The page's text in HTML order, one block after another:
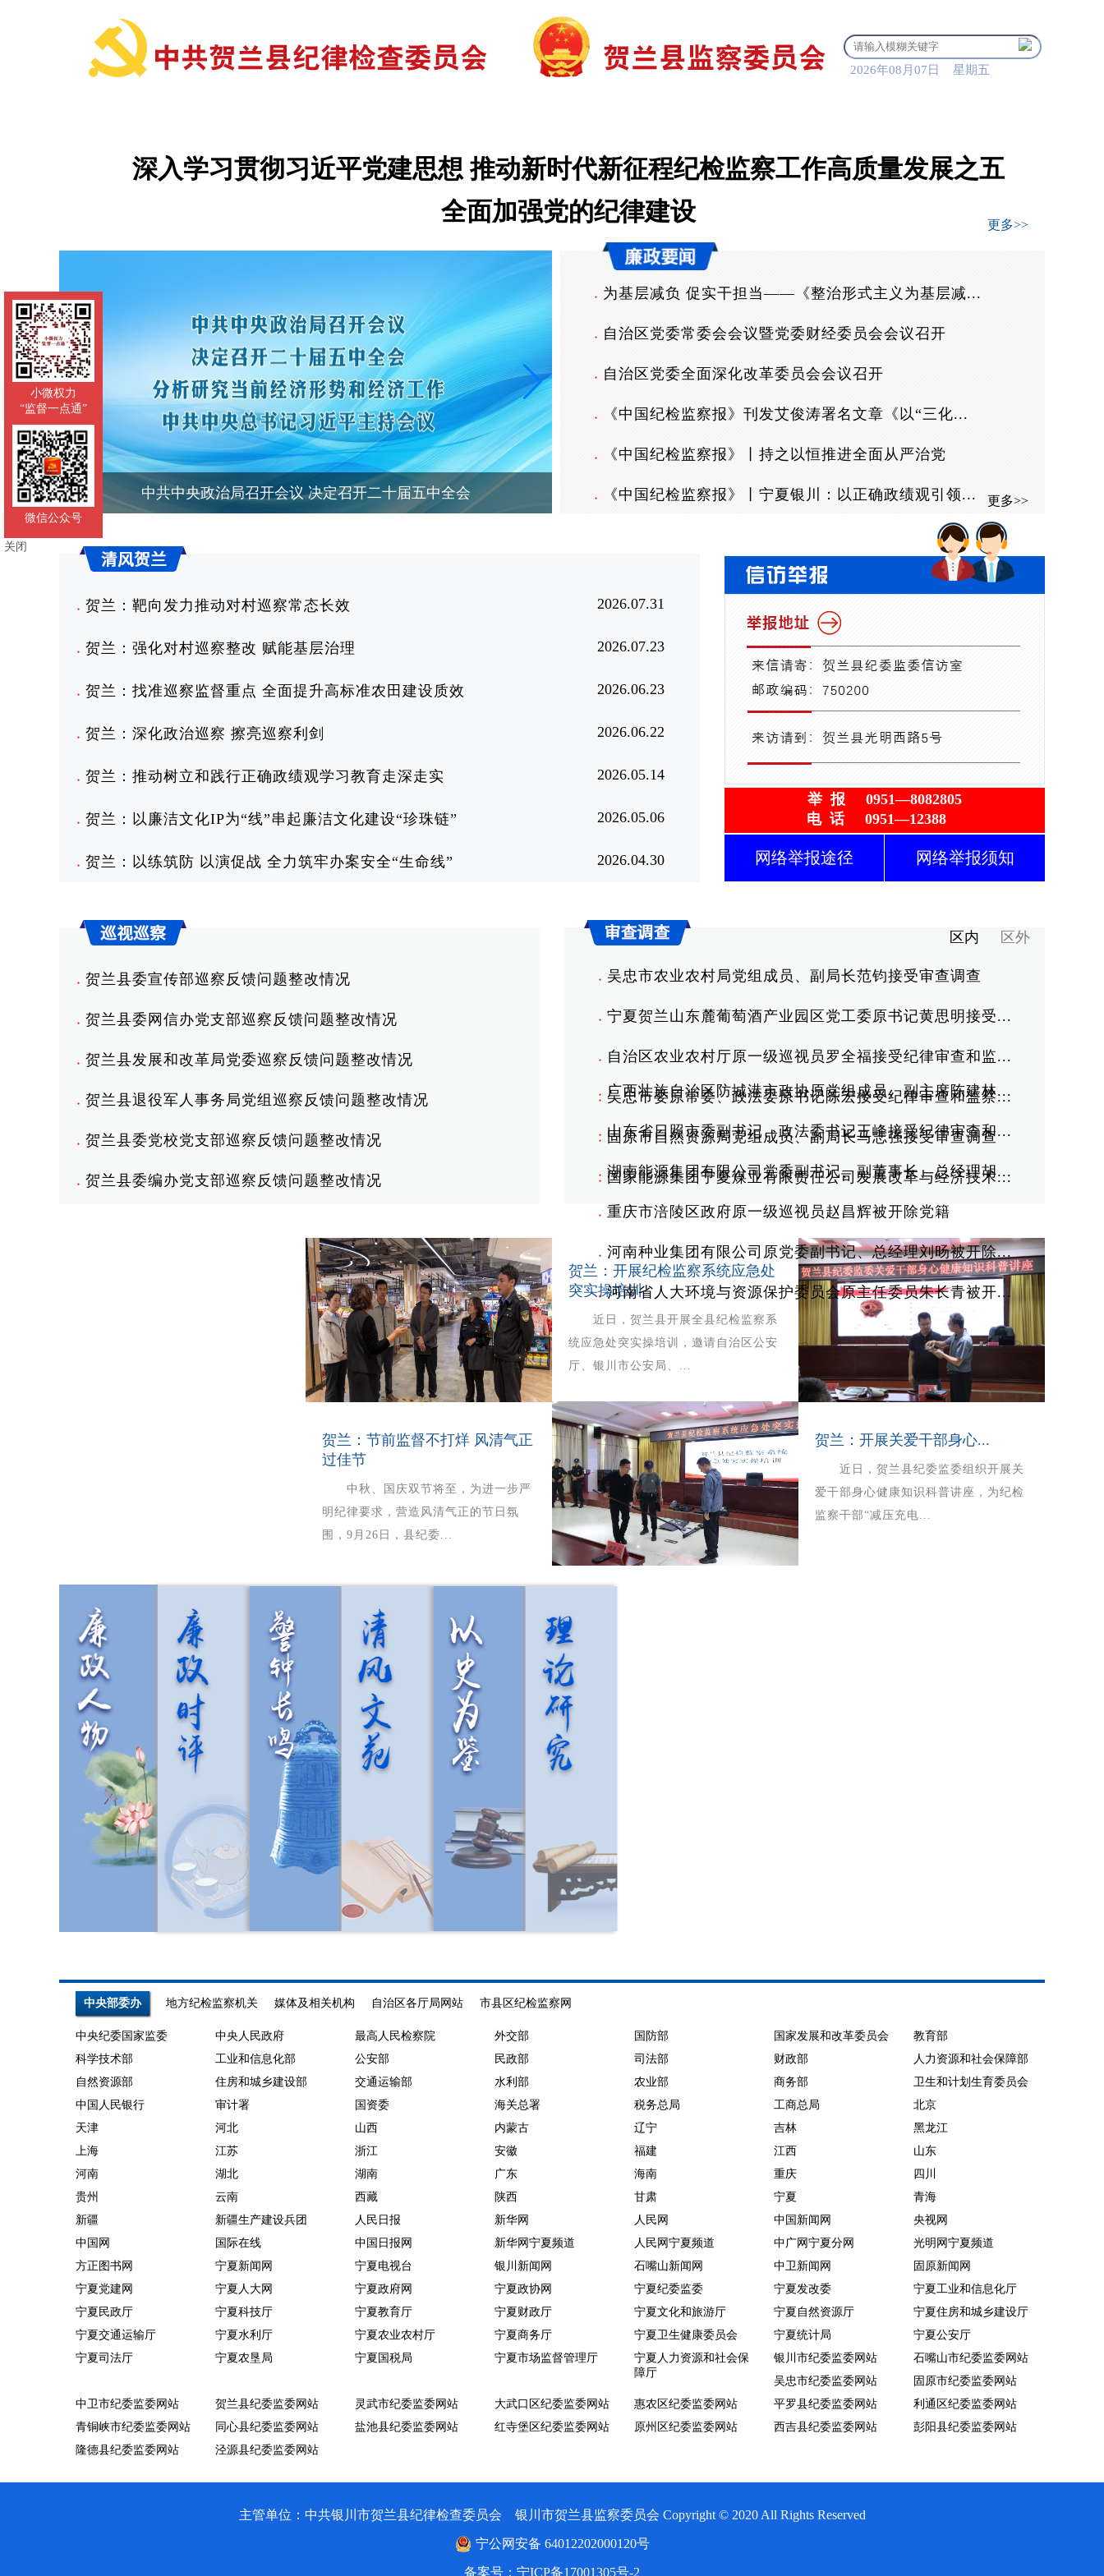
2026年08月07日 星期五
深入学习贯彻习近平党建思想 推动新时代新征程纪检监察工作高质量发展之五
全面加强党的纪律建设
更多>>
中共中央政治局召开会议 决定召开二十届五中全会 学习进行时·深入学习贯彻习近平党建思想丨进一步...
● 为基层减负 促实干担当——《整治形式主义为基层减...
● 自治区党委常委会会议暨党委财经委员会会议召开
● 自治区党委全面深化改革委员会会议召开
● 《中国纪检监察报》刊发艾俊涛署名文章《以“三化...
● 《中国纪检监察报》丨持之以恒推进全面从严治党
● 《中国纪检监察报》丨宁夏银川：以正确政绩观引领... 更多>>
● 贺兰：靶向发力推动对村巡察常态长效 2026.07.31
● 贺兰：强化对村巡察整改 赋能基层治理 2026.07.23
● 贺兰：找准巡察监督重点 全面提升高标准农田建设质效 2026.06.23
● 贺兰：深化政治巡察 擦亮巡察利剑 2026.06.22
● 贺兰：推动树立和践行正确政绩观学习教育走深走实 2026.05.14
● 贺兰：以廉洁文化IP为“线”串起廉洁文化建设“珍珠链” 2026.05.06
● 贺兰：以练筑防 以演促战 全力筑牢办案安全“生命线” 2026.04.30
举 报 0951—8082805
电 话 0951—12388
网络举报途径 网络举报须知
● 贺兰县委宣传部巡察反馈问题整改情况
● 贺兰县委网信办党支部巡察反馈问题整改情况
● 贺兰县发展和改革局党委巡察反馈问题整改情况
● 贺兰县退役军人事务局党组巡察反馈问题整改情况
● 贺兰县委党校党支部巡察反馈问题整改情况
● 贺兰县委编办党支部巡察反馈问题整改情况
区内 区外
● 吴忠市农业农村局党组成员、副局长范钧接受审查调查
● 宁夏贺兰山东麓葡萄酒产业园区党工委原书记黄思明接受...
● 自治区农业农村厅原一级巡视员罗全福接受纪律审查和监...
● 吴忠市委原常委、政法委原书记陈宏接受纪律审查和监察...
● 固原市自然资源局党组成员、副局长马志强接受审查调查
● 国家能源集团宁夏煤业有限责任公司发展改革与经济技术...
● 广西壮族自治区防城港市政协原党组成员、副主席陈建林...
● 山东省日照市委副书记、政法委书记王峰接受纪律审查和...
● 湖南能源集团有限公司党委副书记、副董事长、总经理胡...
● 重庆市涪陵区政府原一级巡视员赵昌辉被开除党籍
● 河南种业集团有限公司原党委副书记、总经理刘旸被开除...
● 河南省人大环境与资源保护委员会原主任委员朱长青被开...
贺兰：节前监督不打烊 风清气正
过佳节
中秋、国庆双节将至，为进一步严
明纪律要求，营造风清气正的节日氛
围，9月26日，县纪委...
贺兰：开展纪检监察系统应急处
突实操培训
近日，贺兰县开展全县纪检监察系
统应急处突实操培训，邀请自治区公安
厅、银川市公安局、...
贺兰：开展关爱干部身心...
近日，贺兰县纪委监委组织开展关
爱干部身心健康知识科普讲座，为纪检
监察干部“减压充电...
清
风
文
明
火
映
诚
●磨
始
得
玉
成
八
载
反
层
监
督
与
理
育
日
常
生
活
党
员
违
纪
辖
与...
准
确
定
处
理
罔
思
则
殆
公
堤
藿
自
甘
石
煎
心
清
风
● 苏
的
范
人
让
群
众
感
措
并
小微权力
“监督一点通”
微信公众号
关闭
中央部委办 地方纪检监察机关 媒体及相关机构 自治区各厅局网站 市县区纪检监察网
中央纪委国家监委 中央人民政府 最高人民检察院 外交部 国防部 国家发展和改革委员会
教育部
科学技术部
工业和信息化部 公安部 民政部 司法部 财政部
人力资源和社会保障部
自然资源部
住房和城乡建设部 交通运输部 水利部 农业部 商务部
卫生和计划生育委员会
中国人民银行
审计署 国资委 海关总署 税务总局 工商总局
北京
天津
河北 山西 内蒙古 辽宁 吉林
黑龙江
上海
江苏 浙江 安徽 福建 江西
山东
河南
湖北 湖南 广东 海南 重庆
四川
贵州
云南 西藏 陕西 甘肃 宁夏
青海
新疆
新疆生产建设兵团 人民日报 新华网 人民网 中国新闻网
央视网
中国网
国际在线 中国日报网 新华网宁夏频道 人民网宁夏频道 中广网宁夏分网
光明网宁夏频道
方正图书网
宁夏新闻网 宁夏电视台 银川新闻网 石嘴山新闻网 中卫新闻网
固原新闻网
宁夏党建网
宁夏人大网 宁夏政府网 宁夏政协网 宁夏纪委监委 宁夏发改委
宁夏工业和信息化厅
宁夏民政厅
宁夏科技厅 宁夏教育厅 宁夏财政厅 宁夏文化和旅游厅 宁夏自然资源厅
宁夏住房和城乡建设厅
宁夏交通运输厅
宁夏水利厅 宁夏农业农村厅 宁夏商务厅 宁夏卫生健康委员会 宁夏统计局
宁夏公安厅
宁夏司法厅
宁夏农垦局 宁夏国税局 宁夏市场监督管理厅
宁夏人力资源和社会保
障厅
银川市纪委监委网站
石嘴山市纪委监委网站
吴忠市纪委监委网站
固原市纪委监委网站
中卫市纪委监委网站
贺兰县纪委监委网站 灵武市纪委监委网站 大武口区纪委监委网站 惠农区纪委监委网站 平罗县纪委监委网站
利通区纪委监委网站
青铜峡市纪委监委网站
同心县纪委监委网站 盐池县纪委监委网站 红寺堡区纪委监委网站 原州区纪委监委网站 西吉县纪委监委网站
彭阳县纪委监委网站
隆德县纪委监委网站
泾源县纪委监委网站
主管单位：中共银川市贺兰县纪律检查委员会 银川市贺兰县监察委员会 Copyright © 2020 All Rights Reserved
宁公网安备 64012202000120号
备案号：宁ICP备17001305号-2